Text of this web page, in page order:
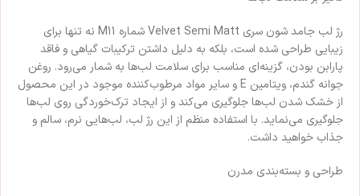
رژ لب جامد شون سری Velvet Semi Matt شماره M11 نه تنها برای
زیبایی طراحی شده است، بلکه به دلیل داشتن ترکیبات گیاهی و فاقد
پارابن بودن، گزینه‌ای مناسب برای سلامت لب‌ها به شمار می‌رود. روغن
جوانه گندم، ویتامین E و سایر مواد مرطوب‌کننده موجود در این محصول
از خشک شدن لب‌ها جلوگیری می‌کند و از ایجاد ترک‌خوردگی روی لب‌ها
جلوگیری می‌نماید. با استفاده منظم از این رژ لب، لب‌هایی نرم، سالم و
جذاب خواهید داشت.
طراحی و بسته‌بندی مدرن